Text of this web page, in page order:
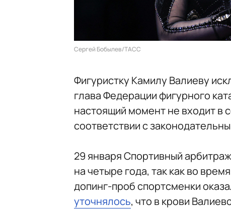
Сергей Бобылев/ТАСС
Фигуристку Камилу Валиеву
глава Федерации фигурного
настоящий момент не входит в
соответствии с
29 января Спортивный
на четыре года, так как во
допинг-проб спортсменки
уточнялось, что в крови